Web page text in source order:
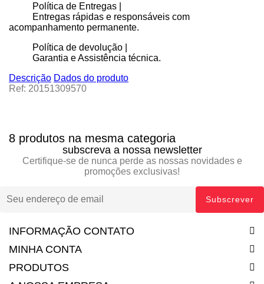
Política de Entregas |
Entregas rápidas e responsáveis com
acompanhamento permanente.
Política de devolução |
Garantia e Assistência técnica.
Descrição Dados do produto
Ref: 20151309570
8 produtos na mesma categoria
subscreva a nossa newsletter
Certifique-se de nunca perde as nossas novidades e
promoções exclusivas!
INFORMAÇÃO CONTATO
MINHA CONTA
PRODUTOS